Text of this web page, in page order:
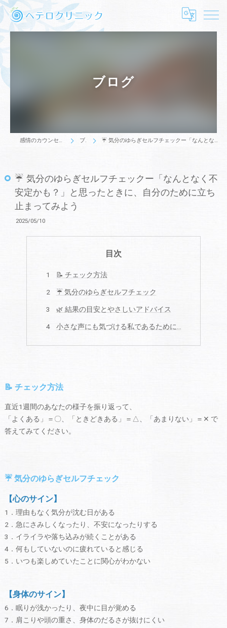
ブログ
感情のカウンセリングはヘテロクリニック ブログ ☔ 気分のゆらぎセルフチェックー「なんとなく不安定かも？」と思ったときに、自分のために立ち止まってみよう
☔ 気分のゆらぎセルフチェックー「なんとなく不
安定かも？」と思ったときに、自分のために立ち
止まってみよう
2025/05/10
目次
📝 チェック方法
☔ 気分のゆらぎセルフチェック
🌿 結果の目安とやさしいアドバイス
小さな声にも気づける私であるために…
📝 チェック方法
直近1週間のあなたの様子を振り返って、
「よくある」＝〇、「ときどきある」＝△、「あまりない」＝✕ で
答えてみてください。
☔ 気分のゆらぎセルフチェック
【心のサイン】
1．理由もなく気分が沈む日がある
2．急にさみしくなったり、不安になったりする
3．イライラや落ち込みが続くことがある
4．何もしていないのに疲れていると感じる
5．いつも楽しめていたことに関心がわかない
【身体のサイン】
6．眠りが浅かったり、夜中に目が覚める
7．肩こりや頭の重さ、身体のだるさが抜けにくい